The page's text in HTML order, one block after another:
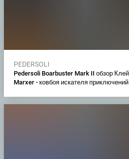
PEDERSOLI
Pedersoli Boarbuster Mark II обзор
Marxer - ковбоя искателя приключений